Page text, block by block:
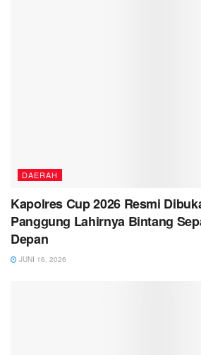
DAERAH
Kapolres Cup 2026 Resmi
Panggung Lahirnya Bintang
Depan
JUNI 16, 2026